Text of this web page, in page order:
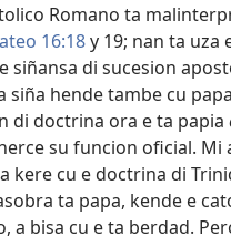
Romano ta
16:18y 19; nan ta uza
siñansa di sucesion
siña hende tambe cu
di doctrina ora e ta papia
su funcion oficial. Mi
kere cu e doctrina di
ta papa, kende e
a bisa cu e ta berdad.